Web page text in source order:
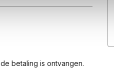
betaling is ontvangen.